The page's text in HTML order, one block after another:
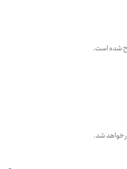
شده است.
خواهد شد.